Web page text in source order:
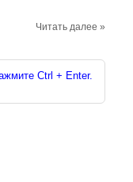
Читать далее »
Ctrl + Enter.